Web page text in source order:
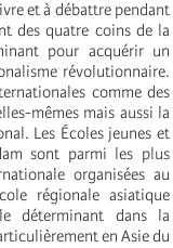
et à débattre pendant
des quatre coins de la
pour acquérir un
révolutionnaire.
comme des
mêmes mais aussi la
Les Écoles jeunes et
sont parmi les plus
organisées au
régionale asiatique
déterminant dans la
en Asie du